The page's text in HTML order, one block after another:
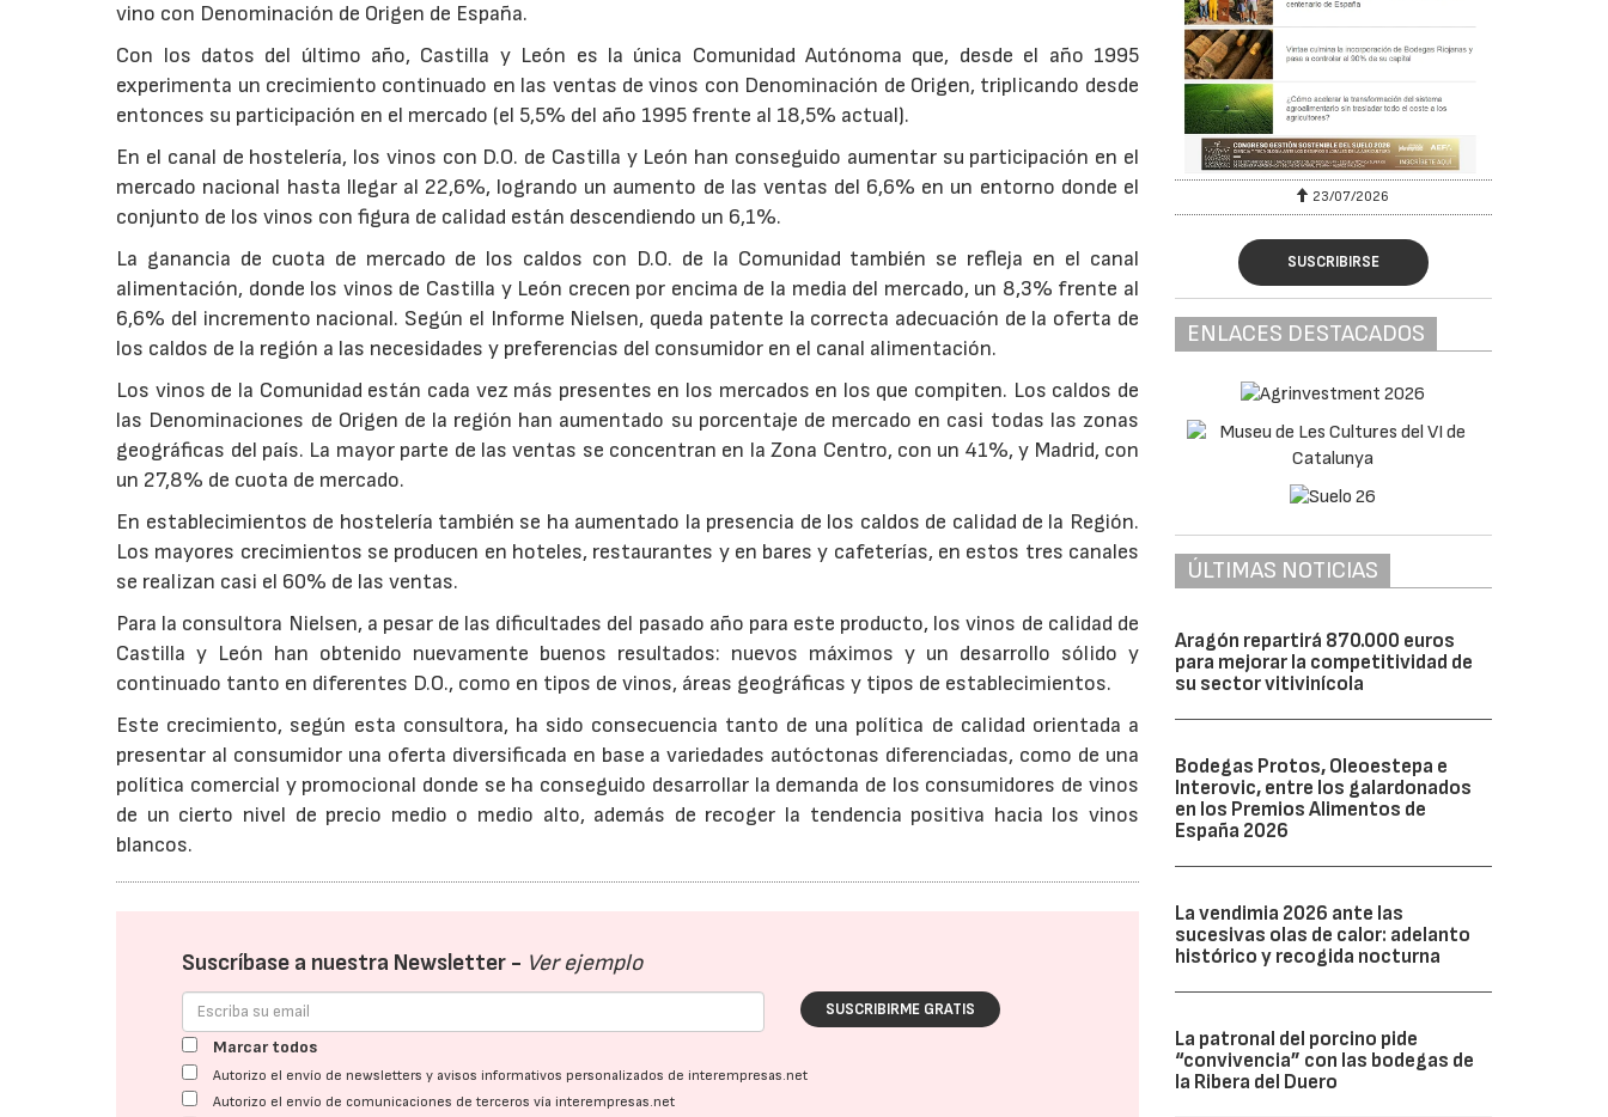
vino con Denominación de Origen de España.
Con los datos del último año, Castilla y León es la única Comunidad Autónoma que, desde el año 1995
experimenta un crecimiento continuado en las ventas de vinos con Denominación de Origen, triplicando desde
entonces su participación en el mercado (el 5,5% del año 1995 frente al 18,5% actual).
En el canal de hostelería, los vinos con D.O. de Castilla y León han conseguido aumentar su participación en el
mercado nacional hasta llegar al 22,6%, logrando un aumento de las ventas del 6,6% en un entorno donde el
conjunto de los vinos con figura de calidad están descendiendo un 6,1%.
La ganancia de cuota de mercado de los caldos con D.O. de la Comunidad también se refleja en el canal
alimentación, donde los vinos de Castilla y León crecen por encima de la media del mercado, un 8,3% frente al
6,6% del incremento nacional. Según el Informe Nielsen, queda patente la correcta adecuación de la oferta de
los caldos de la región a las necesidades y preferencias del consumidor en el canal alimentación.
Los vinos de la Comunidad están cada vez más presentes en los mercados en los que compiten. Los caldos de
las Denominaciones de Origen de la región han aumentado su porcentaje de mercado en casi todas las zonas
geográficas del país. La mayor parte de las ventas se concentran en la Zona Centro, con un 41%, y Madrid, con
un 27,8% de cuota de mercado.
En establecimientos de hostelería también se ha aumentado la presencia de los caldos de calidad de la Región.
Los mayores crecimientos se producen en hoteles, restaurantes y en bares y cafeterías, en estos tres canales
se realizan casi el 60% de las ventas.
Para la consultora Nielsen, a pesar de las dificultades del pasado año para este producto, los vinos de calidad de
Castilla y León han obtenido nuevamente buenos resultados: nuevos máximos y un desarrollo sólido y
continuado tanto en diferentes D.O., como en tipos de vinos, áreas geográficas y tipos de establecimientos.
Este crecimiento, según esta consultora, ha sido consecuencia tanto de una política de calidad orientada a
presentar al consumidor una oferta diversificada en base a variedades autóctonas diferenciadas, como de una
política comercial y promocional donde se ha conseguido desarrollar la demanda de los consumidores de vinos
de un cierto nivel de precio medio o medio alto, además de recoger la tendencia positiva hacia los vinos
blancos.
Suscríbase a nuestra Newsletter - Ver ejemplo
SUSCRIBIRME GRATIS
Marcar todos
Autorizo el envío de newsletters y avisos informativos personalizados de interempresas.net
Autorizo el envío de comunicaciones de terceros vía interempresas.net
23/07/2026 30/07/2026 23/07/2026
SUSCRIBIRSE
ENLACES DESTACADOS
ÚLTIMAS NOTICIAS
Aragón repartirá 870.000 euros
para mejorar la competitividad de
su sector vitivinícola
Bodegas Protos, Oleoestepa e
Interovic, entre los galardonados
en los Premios Alimentos de
España 2026
La vendimia 2026 ante las
sucesivas olas de calor: adelanto
histórico y recogida nocturna
La patronal del porcino pide
“convivencia” con las bodegas de
la Ribera del Duero